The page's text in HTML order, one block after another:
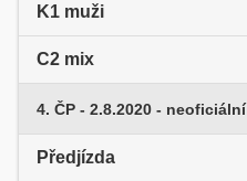
K1 muži
C2 mix
4. ČP - 2.8.2020 - neoficiální
Předjízda